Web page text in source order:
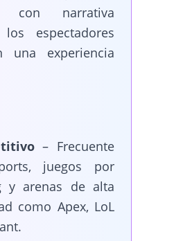
con narrativa
espectadores
una experiencia
– Frecuente
juegos por
y arenas de alta
como Apex, LoL